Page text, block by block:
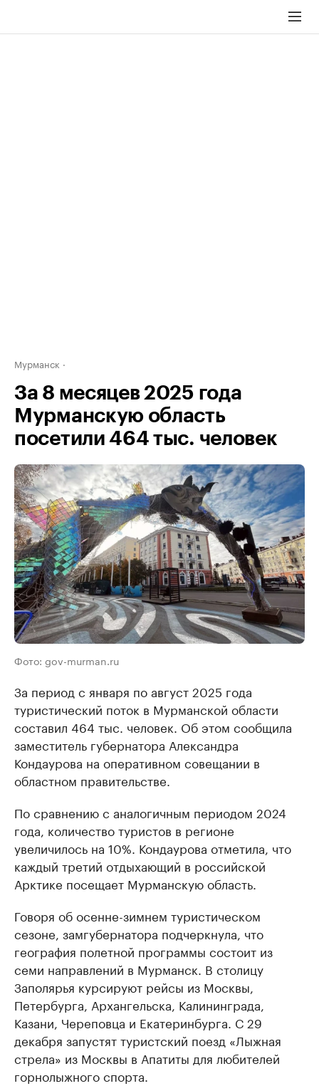
Мурманск
За 8 месяцев 2025 года
Мурманскую область
посетили 464 тыс. человек
Фото: gov-murman.ru
За период с января по август 2025 года
туристический поток в Мурманской области
составил 464 тыс. человек. Об этом сообщила
заместитель губернатора Александра
Кондаурова на оперативном совещании в
областном правительстве.
По сравнению с аналогичным периодом 2024
года, количество туристов в регионе
увеличилось на 10%. Кондаурова отметила, что
каждый третий отдыхающий в российской
Арктике посещает Мурманскую область.
Говоря об осенне-зимнем туристическом
сезоне, замгубернатора подчеркнула, что
география полетной программы состоит из
семи направлений в Мурманск. В столицу
Заполярья курсируют рейсы из Москвы,
Петербурга, Архангельска, Калининграда,
Казани, Череповца и Екатеринбурга. С 29
декабря запустят туристский поезд «Лыжная
стрела» из Москвы в Апатиты для любителей
горнолыжного спорта.